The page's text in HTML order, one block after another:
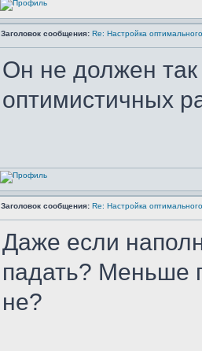
Заголовок сообщения: Re: Настройка
Он не должен
оптимистичных
Заголовок сообщения: Re: Настройка
Даже если
падать? Меньше
не?